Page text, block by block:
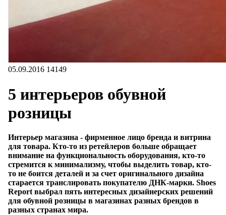
05.09.2016 14149
5 интерьеров обувной
розницы
Интерьер магазина - фирменное лицо бренда и витрина
для товара. Кто-то из ретейлеров больше обращает
внимание на функциональность оборудования, кто-то
стремится к минимализму, чтобы выделить товар, кто-
то не боится деталей и за счет оригинального дизайна
старается транслировать покупателю ДНК-марки. Shoes
Report выбрал пять интересных дизайнерских решений
для обувной розницы в магазинах разных брендов в
разных странах мира.